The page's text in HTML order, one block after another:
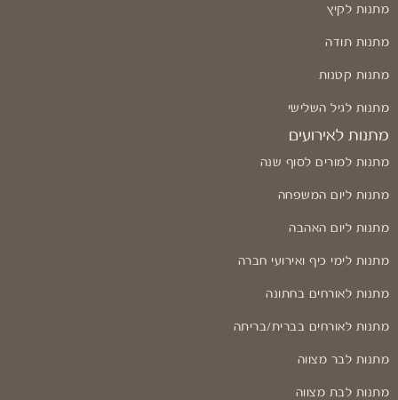
מתנות לקיץ
מתנות תודה
מתנות קטנות
מתנות לגיל השלישי
מתנות לאירועים
מתנות למורים לסוף שנה
מתנות ליום המשפחה
מתנות ליום האהבה
מתנות לימי כיף ואירועי חברה
מתנות לאורחים בחתונה
מתנות לאורחים בברית/בריתה
מתנות לבר מצווה
מתנות לבת מצווה